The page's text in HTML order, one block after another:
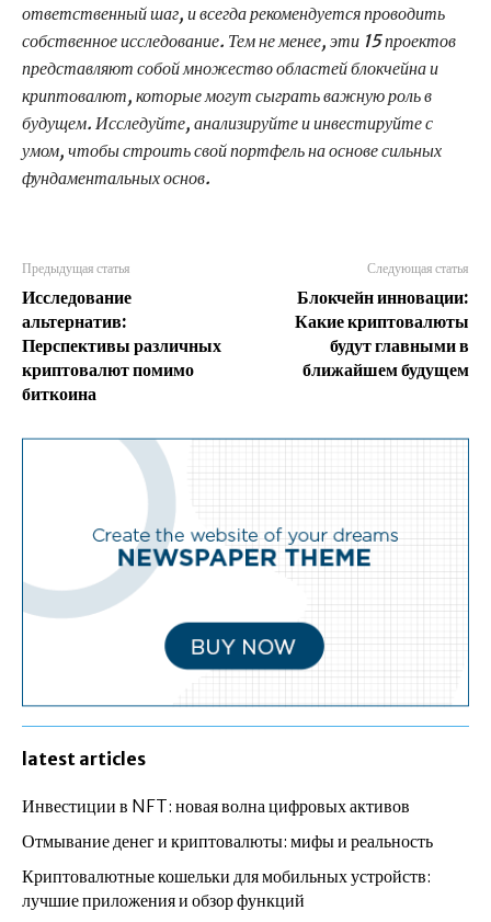
ответственный шаг, и всегда рекомендуется проводить
собственное исследование. Тем не менее, эти 15 проектов
представляют собой множество областей блокчейна и
криптовалют, которые могут сыграть важную роль в
будущем. Исследуйте, анализируйте и инвестируйте с
умом, чтобы строить свой портфель на основе сильных
фундаментальных основ.
Предыдущая статья
Исследование
альтернатив:
Перспективы различных
криптовалют помимо
биткоина
Следующая статья
Блокчейн инновации:
Какие криптовалюты
будут главными в
ближайшем будущем
latest articles
Инвестиции в NFT: новая волна цифровых активов
Отмывание денег и криптовалюты: мифы и реальность
Криптовалютные кошельки для мобильных устройств:
лучшие приложения и обзор функций